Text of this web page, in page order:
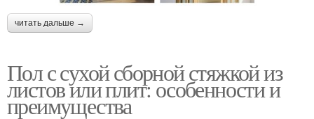
читать дальше →
Пол с сухой сборной стяжкой из
листов или плит: особенности и
преимущества